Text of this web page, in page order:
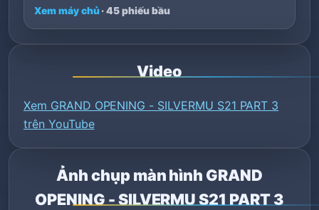
Xem máy chủ· 45 phiếu bầu
Video
Xem GRAND OPENING - SILVERMU S21 PART 3
trên YouTube
Ảnh chụp màn hình GRAND
OPENING - SILVERMU S21 PART 3